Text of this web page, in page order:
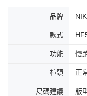
權轉讓予恩沛科技股份有限
２．關於個人資料處理事宜
３．未成年的使用者請事先
時審查核予不同之上限額度
５．嚴禁一人註冊多個帳號
品牌
款式
功能 慢
楦頭 正
尺碼建議 版